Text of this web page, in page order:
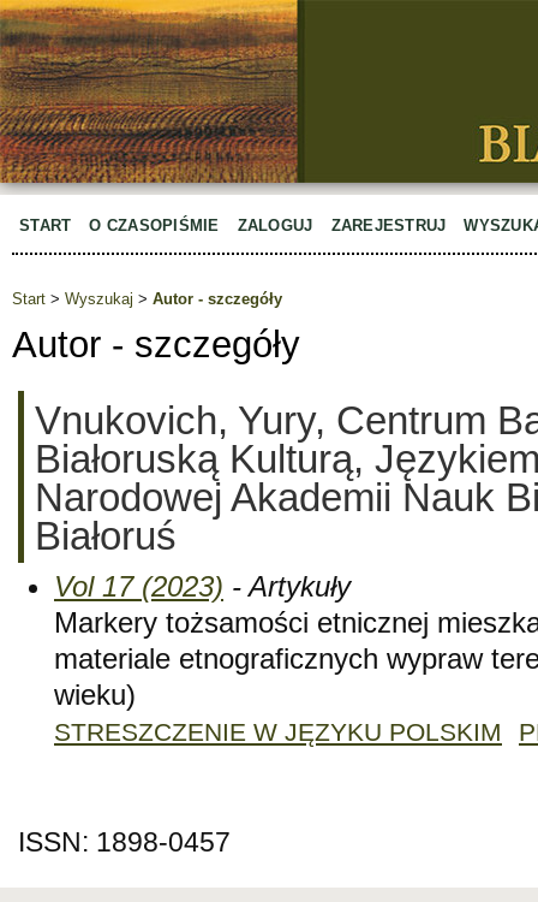
START O CZASOPIŚMIE ZALOGUJ ZAREJESTRUJ
Start > Wyszukaj > Autor - szczegóły
Autor - szczegóły
Vnukovich, Yury, Centrum
Białoruską Kulturą,
Narodowej Akademii Nauk
Białoruś
Vol 17 (2023) - Artykuły
Markery tożsamości etnicznej
materiale etnograficznych wypraw
wieku)
STRESZCZENIE W JĘZYKU POLSKIM
ISSN: 1898-0457